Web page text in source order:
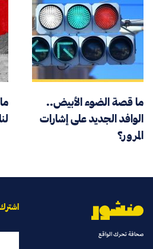
ما قصة الضوء الأبيض..
الوافد الجديد على إشارات
المرور؟
صحافة تحرك الواقع
اشترك